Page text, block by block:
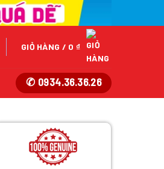
GIỎ HÀNG / 0 ₫
✆ 0934.36.36.26